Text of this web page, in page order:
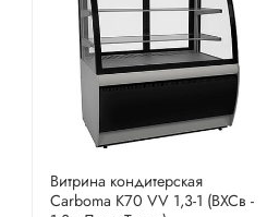
Витрина кондитерская
Carboma K70 VV 1,3-1 (ВХСв -